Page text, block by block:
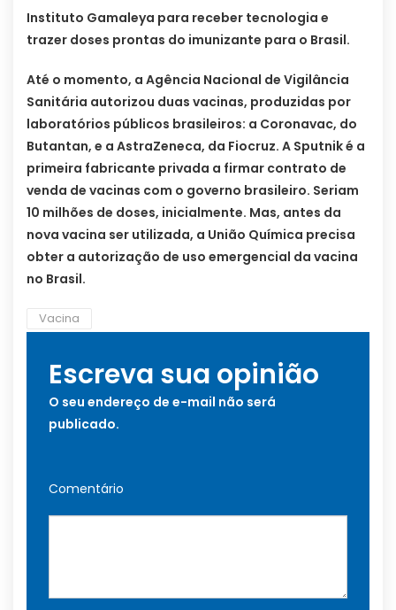
Instituto Gamaleya para receber tecnologia e
trazer doses prontas do imunizante para o Brasil.
Até o momento, a Agência Nacional de Vigilância
Sanitária autorizou duas vacinas, produzidas por
laboratórios públicos brasileiros: a Coronavac, do
Butantan, e a AstraZeneca, da Fiocruz. A Sputnik é a
primeira fabricante privada a firmar contrato de
venda de vacinas com o governo brasileiro. Seriam
10 milhões de doses, inicialmente. Mas, antes da
nova vacina ser utilizada, a União Química precisa
obter a autorização de uso emergencial da vacina
no Brasil.
Vacina
Escreva sua opinião
O seu endereço de e-mail não será
publicado.
Comentário